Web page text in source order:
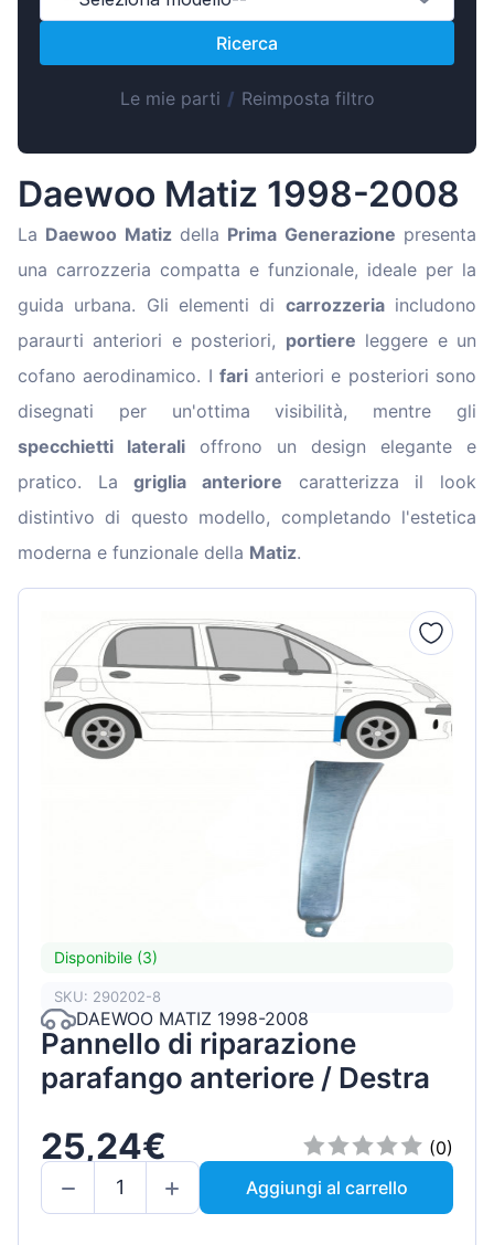
Lietuvių
Slovenian
Latvian
Slovenčina
Ricerca
Le mie parti / Reimposta filtro
Daewoo Matiz 1998-2008
La Daewoo Matizdella Prima Generazione presenta
una carrozzeria compatta e funzionale, ideale per la
guida urbana. Gli elementi di carrozzeriaincludono
paraurti anteriori e posteriori, portiere leggere e un
cofano aerodinamico. I farianteriori e posteriori sono
disegnati per un'ottima visibilità, mentre gli
specchietti laterali offrono un design elegante e
pratico. Lagriglia anteriore caratterizza il look
distintivo di questo modello, completando l'estetica
moderna e funzionale della Matiz.
Disponibile (3)
SKU: 290202-8
DAEWOO MATIZ 1998-2008
Pannello di riparazione
parafango anteriore / Destra
25,24€
(0)
Aggiungi al carrello